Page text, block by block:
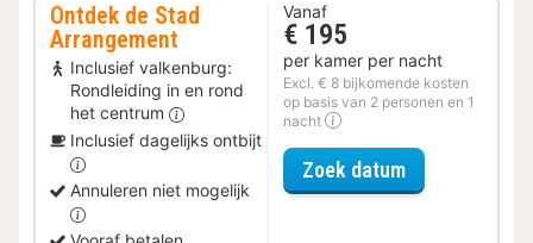
Ontdek de Stad
Arrangement
Inclusief valkenburg:
Rondleiding in en rond
het centrum
Inclusief dagelijks ontbijt
Annuleren niet mogelijk
Vanaf
€ 195
per kamer per nacht
Excl. € 8 bijkomende kosten
op basis van 2 personen en 1
nacht
Zoek datumvoor Ontdek